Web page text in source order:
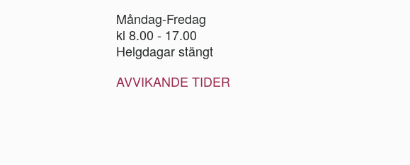
Måndag-Fredag
kl 8.00 - 17.00
Helgdagar stängt
AVVIKANDE TIDER